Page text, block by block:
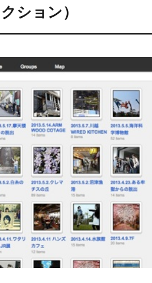
ション）